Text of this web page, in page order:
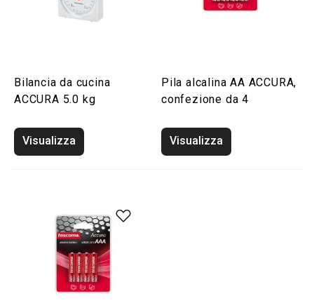
Bilancia da cucina
ACCURA 5.0 kg
Visualizza
Pila alcalina AA ACCURA,
confezione da 4
Visualizza